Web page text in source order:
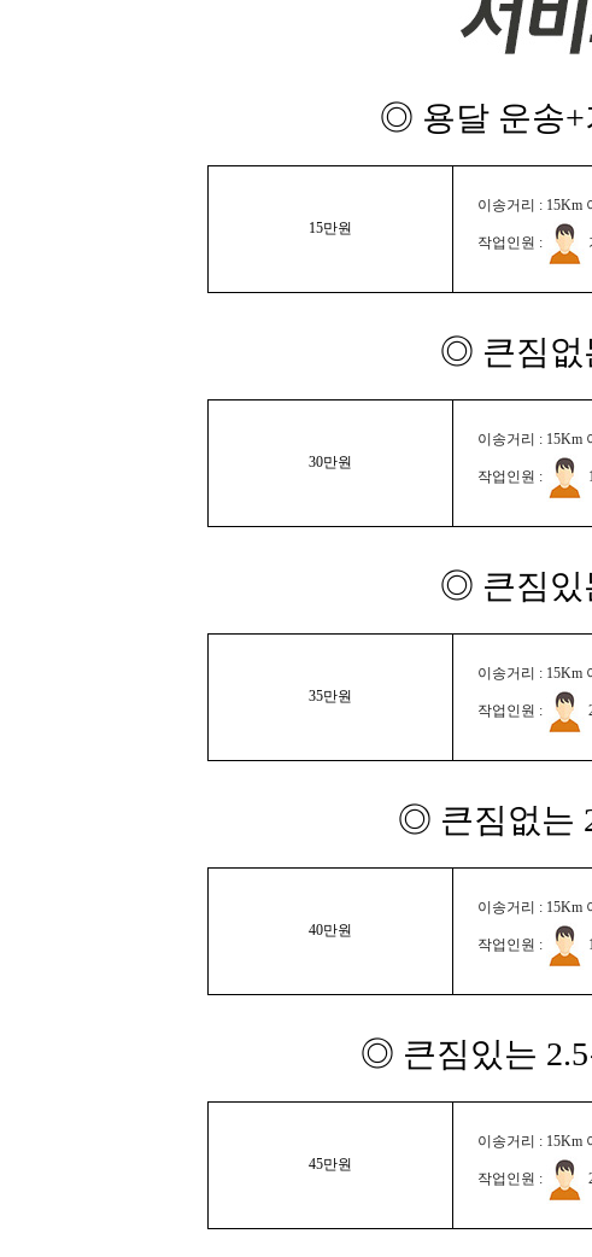
◎ 용달 운송+
15만원
이송거리 : 15Km
작업인원 :
◎ 큰짐없
30만원
이송거리 : 15Km
작업인원 :
◎ 큰짐있
35만원
이송거리 : 15Km
작업인원 :
◎ 큰짐없는
40만원
이송거리 : 15Km
작업인원 :
◎ 큰짐있는
45만원
이송거리 : 15Km
작업인원 :